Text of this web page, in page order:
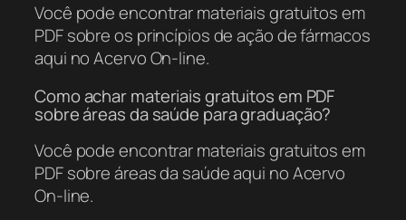
Você pode encontrar materiais gratuitos em
PDF sobre os princípios de ação de fármacos
aqui no Acervo On-line.
Como achar materiais gratuitos em PDF
sobre áreas da saúde para graduação?
Você pode encontrar materiais gratuitos em
PDF sobre áreas da saúde aqui no Acervo
On-line.